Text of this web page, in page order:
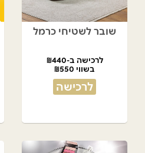
שובר לשטיחי כרמל
לרכישה ב-₪440
בשווי ₪550
לרכישה